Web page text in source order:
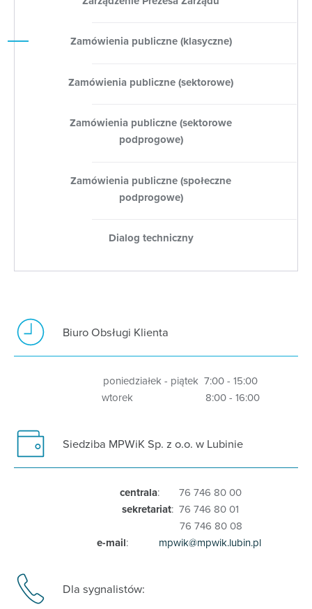
Zamówienia publiczne (klasyczne)
Zamówienia publiczne (sektorowe)
Zamówienia publiczne (sektorowe
podprogowe)
Zamówienia publiczne (społeczne
podprogowe)
Dialog techniczny
Biuro Obsługi Klienta
poniedziałek - piątek 7:00 - 15:00
wtorek 8:00 - 16:00
Siedziba MPWiK Sp. z o.o. w Lubinie
centrala: 76 746 80 00
sekretariat: 76 746 80 01
76 746 80 08
e-mail: mpwik@mpwik.lubin.pl
Dla sygnalistów: